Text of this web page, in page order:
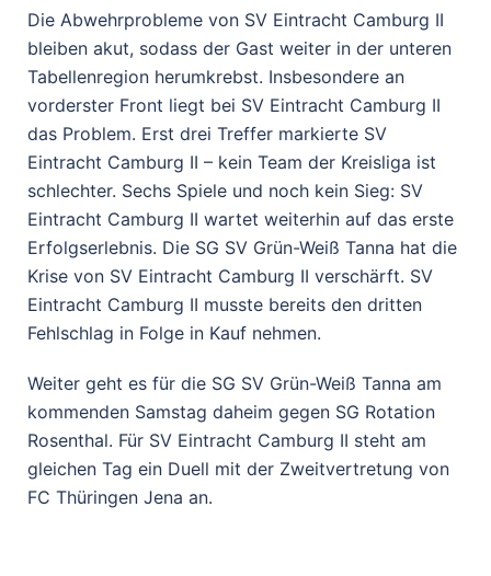
Die Abwehrprobleme von SV Eintracht Camburg II
bleiben akut, sodass der Gast weiter in der unteren
Tabellenregion herumkrebst. Insbesondere an
vorderster Front liegt bei SV Eintracht Camburg II
das Problem. Erst drei Treffer markierte SV
Eintracht Camburg II – kein Team der Kreisliga ist
schlechter. Sechs Spiele und noch kein Sieg: SV
Eintracht Camburg II wartet weiterhin auf das erste
Erfolgserlebnis. Die SG SV Grün-Weiß Tanna hat die
Krise von SV Eintracht Camburg II verschärft. SV
Eintracht Camburg II musste bereits den dritten
Fehlschlag in Folge in Kauf nehmen.
Weiter geht es für die SG SV Grün-Weiß Tanna am
kommenden Samstag daheim gegen SG Rotation
Rosenthal. Für SV Eintracht Camburg II steht am
gleichen Tag ein Duell mit der Zweitvertretung von
FC Thüringen Jena an.